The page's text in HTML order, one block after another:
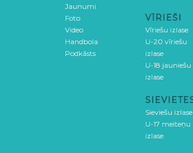
Jaunumi
Foto
Video
Handbola
Podkāsts
VĪRIEŠI
Vīriešu izlase
U-20 vīriešu
izlase
U-18 jauniešu
izlase
Sieviešu izlase
U-17 meiteņu
izlase